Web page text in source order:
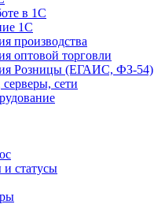
в 1С
1С
производства
оптовой торговли
Розницы (ЕГАИС, ФЗ-54)
сети
статусы